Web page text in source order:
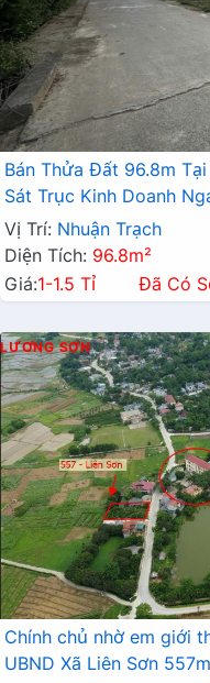
Bán Thửa Đất 96.8m
Sát Trục Kinh Doanh
Vị Trí: Nhuận Trạch
Diện Tích: 96.8m²
Giá:1-1.5 Tỉ Đã Có
LƯƠNG SƠN
Chính chủ nhờ em giới
UBND Xã Liên Sơn